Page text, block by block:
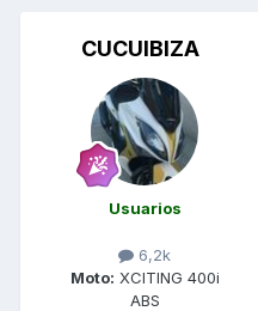
CUCUIBIZA
Usuarios
6,2k
Moto: XCITING 400i
ABS